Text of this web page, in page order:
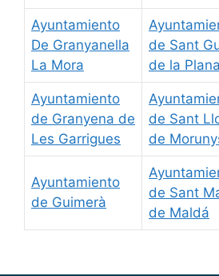
Ayuntamiento
De Granyanella
La Mora
de Sant
de la Plana
Ayuntamiento
de Granyena de
Les Garrigues
de Sant
de
Ayuntamiento
de Guimerà
de Sant
de Maldá